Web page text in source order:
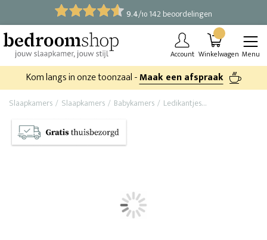
9.4/10 142 beoordelingen
Account Winkelwagen Menu
Kom langs in onze toonzaal -Maak een afspraak
Slaapkamers Slaapkamers Babykamers Ledikantjes